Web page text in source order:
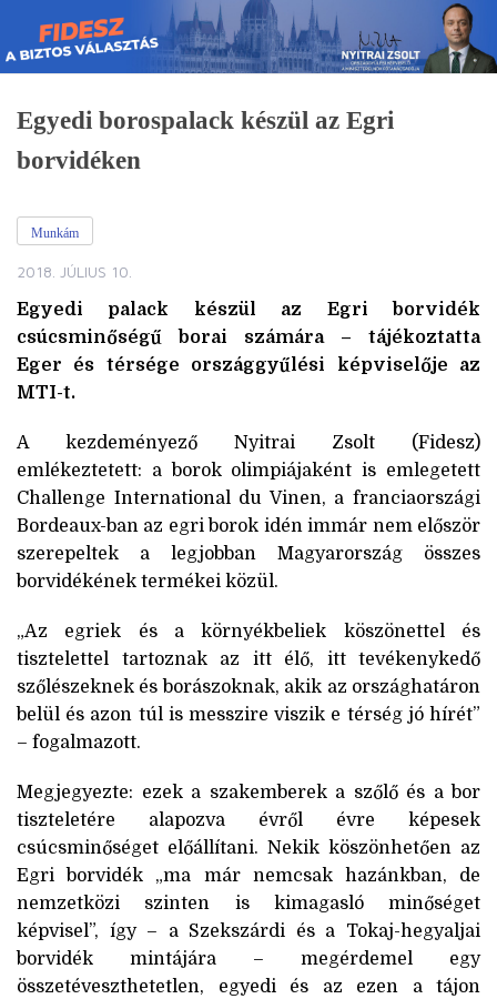
Skip
to
content
Egyedi borospalack készül az Egri
borvidéken
Munkám
2018. JÚLIUS 10.
Egyedi palack készül az Egri borvidék
csúcsminőségű borai számára – tájékoztatta
Eger és térsége országgyűlési képviselője az
MTI-t.
A kezdeményező Nyitrai Zsolt (Fidesz)
emlékeztetett: a borok olimpiájaként is emlegetett
Challenge International du Vinen, a franciaországi
Bordeaux-ban az egri borok idén immár nem először
szerepeltek a legjobban Magyarország összes
borvidékének termékei közül.
„Az egriek és a környékbeliek köszönettel és
tisztelettel tartoznak az itt élő, itt tevékenykedő
szőlészeknek és borászoknak, akik az országhatáron
belül és azon túl is messzire viszik e térség jó hírét”
– fogalmazott.
Megjegyezte: ezek a szakemberek a szőlő és a bor
tiszteletére alapozva évről évre képesek
csúcsminőséget előállítani. Nekik köszönhetően az
Egri borvidék „ma már nemcsak hazánkban, de
nemzetközi szinten is kimagasló minőséget
képvisel”, így – a Szekszárdi és a Tokaj-hegyaljai
borvidék mintájára – megérdemel egy
összetéveszthetetlen, egyedi és az ezen a tájon